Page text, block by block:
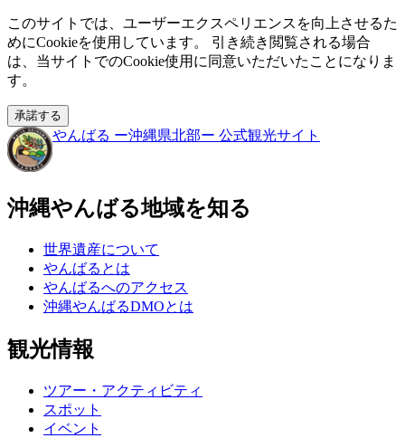
このサイトでは、ユーザーエクスペリエンスを向上させるた
めにCookieを使用しています。 引き続き閲覧される場合
は、当サイトでのCookie使用に同意いただいたことになりま
す。
承諾する
やんばる ー沖縄県北部ー 公式観光サイト
沖縄やんばる地域を知る
世界遺産について
やんばるとは
やんばるへのアクセス
沖縄やんばるDMOとは
観光情報
ツアー・アクティビティ
スポット
イベント